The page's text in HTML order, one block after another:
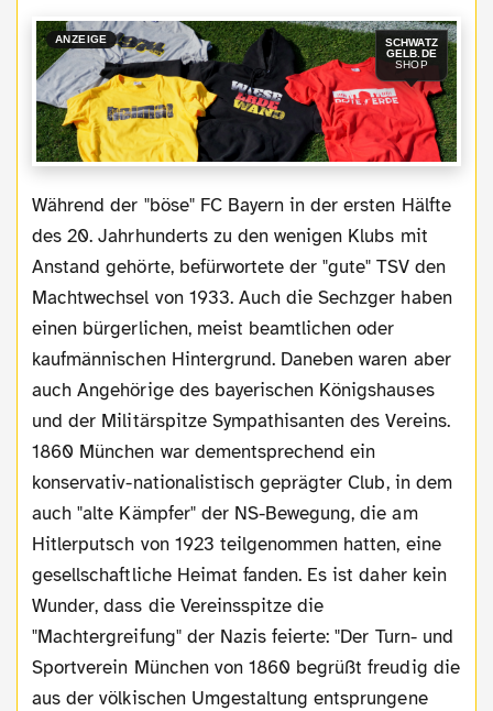
ANZEIGE
SCHWATZ
GELB.DE
SHOP
Während der "böse" FC Bayern in der ersten Hälfte
des 20. Jahrhunderts zu den wenigen Klubs mit
Anstand gehörte, befürwortete der "gute" TSV den
Machtwechsel von 1933. Auch die Sechzger haben
einen bürgerlichen, meist beamtlichen oder
kaufmännischen Hintergrund. Daneben waren aber
auch Angehörige des bayerischen Königshauses
und der Militärspitze Sympathisanten des Vereins.
1860 München war dementsprechend ein
konservativ-nationalistisch geprägter Club, in dem
auch "alte Kämpfer" der NS-Bewegung, die am
Hitlerputsch von 1923 teilgenommen hatten, eine
gesellschaftliche Heimat fanden. Es ist daher kein
Wunder, dass die Vereinsspitze die
"Machtergreifung" der Nazis feierte: "Der Turn- und
Sportverein München von 1860 begrüßt freudig die
aus der völkischen Umgestaltung entsprungene